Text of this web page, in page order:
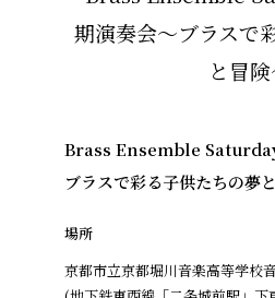
Brass Ensemble
ブラスで彩る子供たちの夢
場所
京都市立京都堀川音楽高等学校